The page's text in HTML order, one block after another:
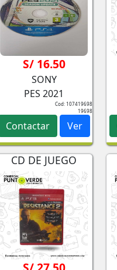
S/ 16.50
SONY
PES 2021
Cod: 107419698
19698
Contactar Ver
CD DE JUEGO